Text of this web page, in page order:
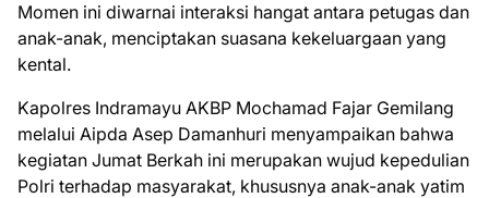
Momen ini diwarnai interaksi hangat antara petugas dan
anak-anak, menciptakan suasana kekeluargaan yang
kental.
Kapolres Indramayu AKBP Mochamad Fajar Gemilang
melalui Aipda Asep Damanhuri menyampaikan bahwa
kegiatan Jumat Berkah ini merupakan wujud kepedulian
Polri terhadap masyarakat, khususnya anak-anak yatim